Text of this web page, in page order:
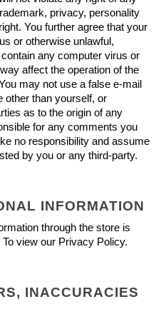
privacy, personality
You further agree that your
or otherwise unlawful,
any computer virus or
affect the operation of the
may not use a false e‑mail
other than yourself, or
as to the origin of any
for any comments you
no responsibility and assume
by you or any third-party.
INFORMATION
through the store is
view our Privacy Policy.
INACCURACIES